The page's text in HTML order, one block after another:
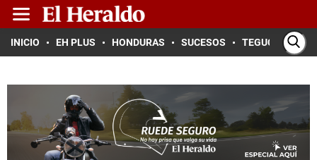
INICIO EH PLUS HONDURAS SUCESOS TEGUCIGALPA